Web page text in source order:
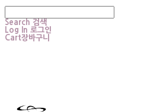
Search 검색
Log In 로그인
Cart장바구니